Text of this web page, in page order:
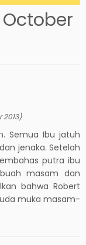
October
2013)
Semua Ibu jatuh
jenaka. Setelah
putra ibu
masam dan
bahwa Robert
muka masam-